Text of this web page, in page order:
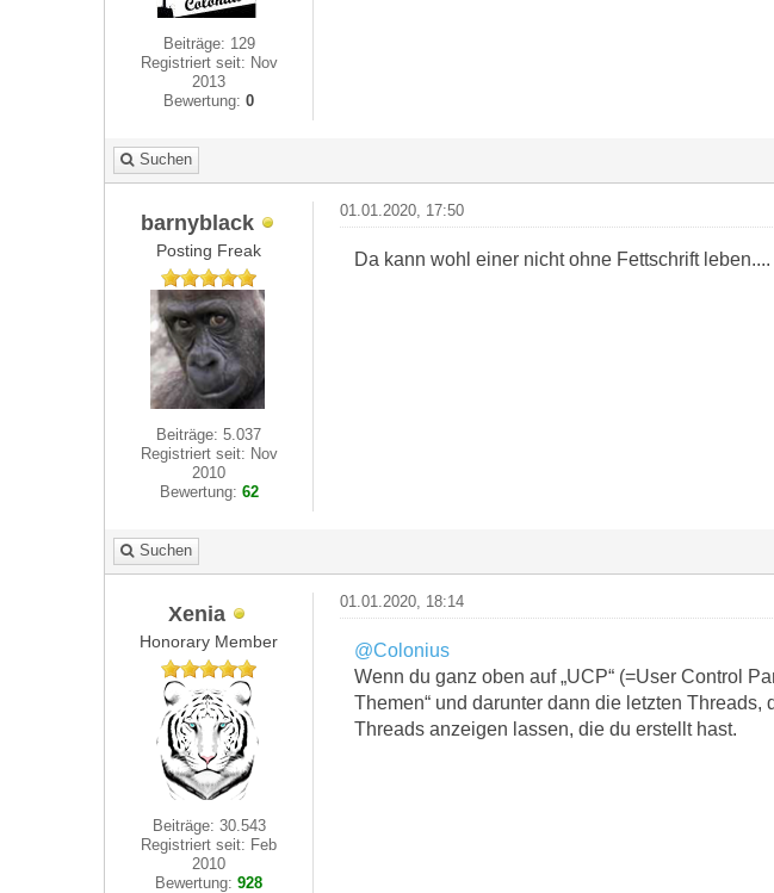
Beiträge: 129
Registriert seit: Nov
2013
Bewertung:0
Suchen
barnyblack
Posting Freak
Beiträge: 5.037
Registriert seit: Nov
2010
Bewertung: 62
01.01.2020, 17:50
Da kann wohl einer nicht ohne Fettschrift leben....
Suchen
Xenia
Honorary Member
Beiträge: 30.543
Registriert seit: Feb
2010
Bewertung:928
01.01.2020, 18:14
@Colonius
Wenn du ganz oben auf „UCP“ (=User Control
Themen“ und darunter dann die letzten
Threads anzeigen lassen, die du erstellt hast.